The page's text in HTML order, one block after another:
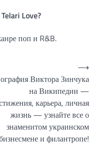
Love?
поп и R&B.
Виктора Зинчука
на Википедии —
карьера, личная
жизнь — узнайте все о
знаменитом украинском
и филантропе!
⟶